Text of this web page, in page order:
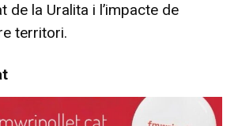
de la Uralita i l’impacte de
territori.